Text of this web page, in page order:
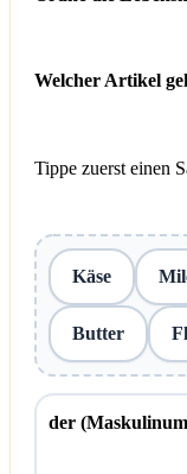
Welcher Artikel
Tippe zuerst einen
Käse
Butter
der